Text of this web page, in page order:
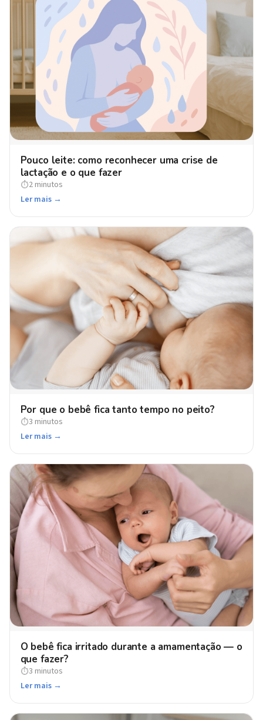
Pouco leite: como reconhecer uma crise de
lactação e o que fazer
⏱2 minutos
Ler mais →
Por que o bebê fica tanto tempo no peito?
⏱3 minutos
Ler mais →
O bebê fica irritado durante a amamentação — o
que fazer?
⏱3 minutos
Ler mais →